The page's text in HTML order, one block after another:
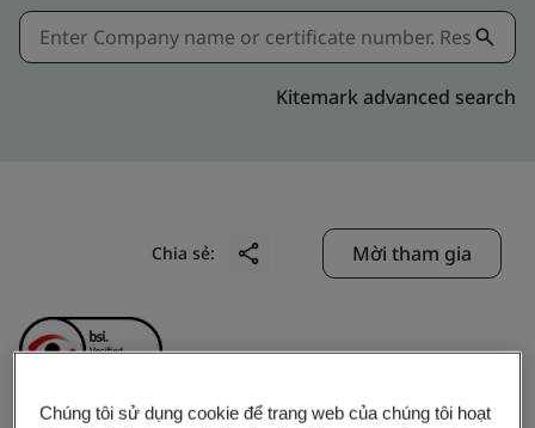
Kitemark advanced search
Chia sẻ: Mời tham gia
Chúng tôi sử dụng cookie để trang web của chúng tôi hoạt